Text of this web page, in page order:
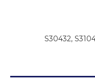
S30432,